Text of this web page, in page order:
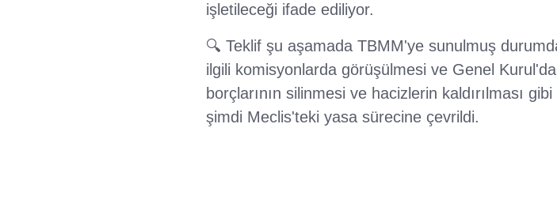
işletileceği ifade ediliyor.
🔍 Teklif şu aşamada TBMM'ye sunulmuş
ilgili komisyonlarda görüşülmesi ve Genel
borçlarının silinmesi ve hacizlerin kaldırılması
şimdi Meclis'teki yasa sürecine çevrildi.